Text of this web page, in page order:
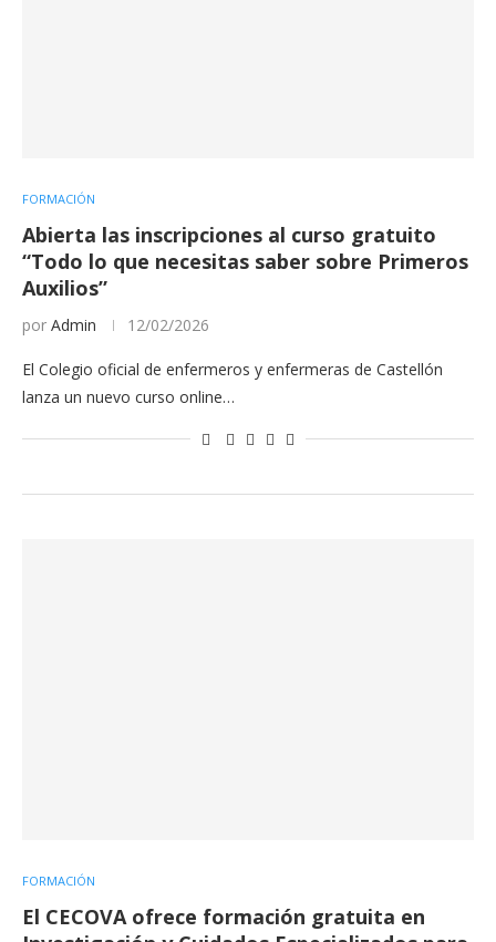
FORMACIÓN
Abierta las inscripciones al curso gratuito
“Todo lo que necesitas saber sobre Primeros
Auxilios”
por Admin 12/02/2026
El Colegio oficial de enfermeros y enfermeras de Castellón
lanza un nuevo curso online…
FORMACIÓN
El CECOVA ofrece formación gratuita en